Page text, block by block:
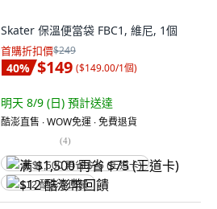
Skater 保溫便當袋 FBC1, 維尼, 1個
首購折扣價$249
40% $149 ($149.00/1個)
明天 8/9 (日) 預計送達
酷澎直售 ∙ WOW免運 ∙ 免費退貨
(4)
满 $1,500 再省 $75 (王道卡)
$12 酷澎幣回饋